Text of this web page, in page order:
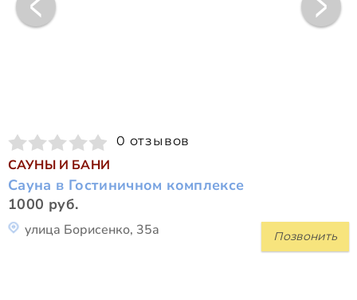
0 отзывов
САУНЫ И БАНИ
Сауна в Гостиничном комплексе
1000 руб.
Позвонить
улица Борисенко, 35а